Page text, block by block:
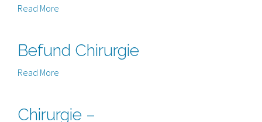
Read More
Befund Chirurgie
Read More
Chirurgie –